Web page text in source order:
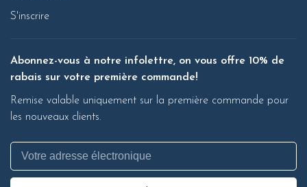
S'inscrire
Abonnez-vous à notre infolettre, on vous offre 10% de
rabais sur votre première commande!
Remise valable uniquement sur la première commande pour
les nouveaux clients.